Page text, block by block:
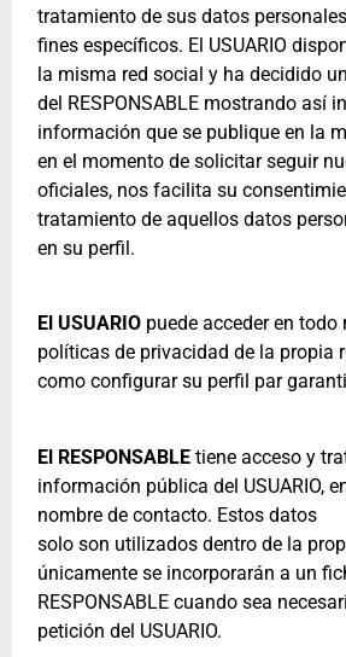
tratamiento de sus datos
fines específicos. El USUARIO
la misma red social y ha decidido
del RESPONSABLE mostrando así
información que se publique en la
en el momento de solicitar seguir
oficiales, nos facilita su
tratamiento de aquellos datos
en su perfil.
El USUARIO puede acceder en
políticas de privacidad de la propia
como configurar su perfil par
El RESPONSABLE tiene acceso y
información pública del USUARIO,
nombre de contacto. Estos datos
solo son utilizados dentro de la
únicamente se incorporarán a un
RESPONSABLE cuando sea
petición del USUARIO.